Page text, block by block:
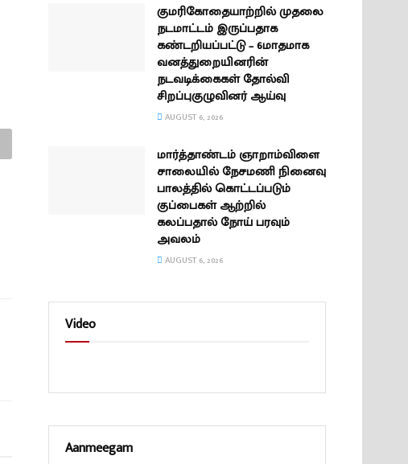
குமரிகோதையாற்றில் முதலை
நடமாட்டம் இருப்பதாக
கண்டறியப்பட்டு – 6மாதமாக
வனத்துறையினரின்
நடவடிக்கைகள் தோல்வி
சிறப்புகுழுவினர் ஆய்வு
AUGUST 6, 2026
மார்த்தாண்டம் ஞாறாம்விளை
சாலையில் நேசமணி நினைவு
பாலத்தில் கொட்டப்படும்
குப்பைகள் ஆற்றில்
கலப்பதால் நோய் பரவும்
அவலம்
AUGUST 6, 2026
Video
Aanmeegam